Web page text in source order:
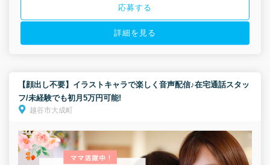
応募する
詳細を見る
【顔出し不要】イラストキャラで楽しく音声配信♪在宅通話スタッ
フ/未経験でも初月5万円可能!
越谷市大成町